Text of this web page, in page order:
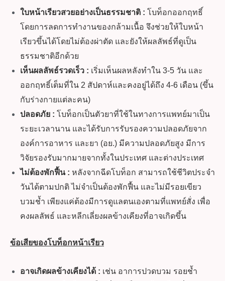
ใบหน้าเรียวสวยอย่างเป็นธรรมชาติ : โบท็อกออกฤทธิ์
โดยการลดการทำงานของกล้ามเนื้อ จึงช่วยให้ใบหน้า
เรียวขึ้นได้โดยไม่ต้องผ่าตัด และยังให้ผลลัพธ์ที่ดูเป็น
ธรรมชาติอีกด้วย
เห็นผลลัพธ์รวดเร็ว : เริ่มเห็นผลหลังทำใน 3-5 วัน และ
ออกฤทธิ์เต็มที่ใน 2 สัปดาห์และคงอยู่ได้ถึง 4-6 เดือน (ขึ้น
กับร่างกายแต่ละคน)
ปลอดภัย : โบท็อกเป็นตัวยาที่ใช้ในทางการแพทย์มาเป็น
ระยะเวลานาน และได้รับการรับรองความปลอดภัยจาก
องค์การอาหาร และยา (อย.) มีความปลอดภัยสูง มีการ
วิจัยรองรับมากมายจากทั้งในประเทศ และต่างประเทศ
ไม่ต้องพักฟื้น : หลังจากฉีดโบท็อก สามารถใช้ชีวิตประจำ
วันได้ตามปกติ ไม่จำเป็นต้องพักฟื้น และไม่มีรอยเขียว
บวมช้ำ เพียงแค่ต้องมีการดูแลตนเองตามที่แพทย์สั่ง เพื่อ
คงผลลัพธ์ และหลีกเลี่ยงผลข้างเคียงที่อาจเกิดขึ้น
ข้อเสียของโบท็อกหน้าเรียว
อาจเกิดผลข้างเคียงได้ : เช่น อาการปวดบวม รอยช้ำ